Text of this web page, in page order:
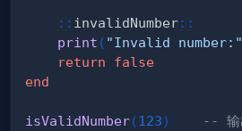
:: invalidNumber::
print ( "Invalid number:"
return
false
end
isValidNumber(123)
-- 输